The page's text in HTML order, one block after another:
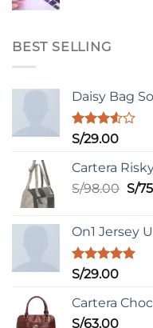
BEST SELLING
Daisy Bag
Valorado
3.50de
5
S/29.00
Cartera
S/98.00 El
era:
S/
S/
On1 Jersey
Valorado
de 5
S/29.00
Cartera
S/63.00